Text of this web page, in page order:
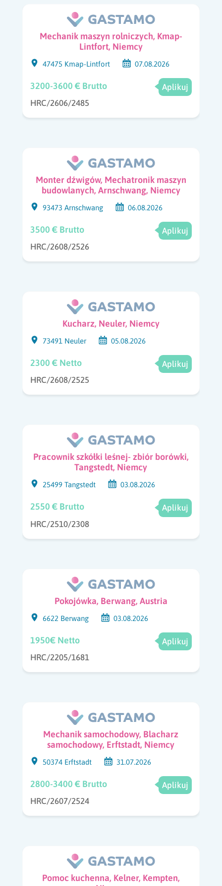
Mechanik maszyn rolniczych, Kmap-
Lintfort, Niemcy
47475 Kmap-Lintfort 07.08.2026
3200-3600 € Brutto
Aplikuj
HRC/2606/2485
Monter dźwigów, Mechatronik maszyn
budowlanych, Arnschwang, Niemcy
93473 Arnschwang 06.08.2026
3500 € Brutto
Aplikuj
HRC/2608/2526
Kucharz, Neuler, Niemcy
73491 Neuler 05.08.2026
2300 € Netto
Aplikuj
HRC/2608/2525
Pracownik szkółki leśnej- zbiór borówki,
Tangstedt, Niemcy
25499 Tangstedt 03.08.2026
2550 € Brutto
Aplikuj
HRC/2510/2308
Pokojówka, Berwang, Austria
6622 Berwang 03.08.2026
1950€ Netto
Aplikuj
HRC/2205/1681
Mechanik samochodowy, Blacharz
samochodowy, Erftstadt, Niemcy
50374 Erftstadt 31.07.2026
2800-3400 € Brutto
Aplikuj
HRC/2607/2524
Pomoc kuchenna, Kelner, Kempten,